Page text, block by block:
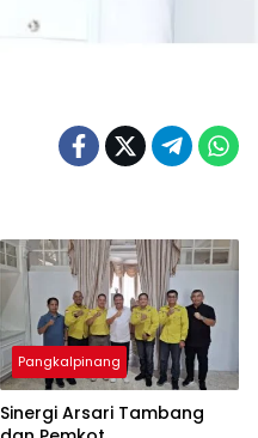
Pangkalpinang
‎Sinergi Arsari Tambang